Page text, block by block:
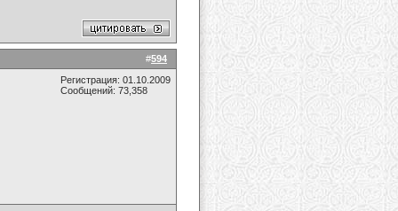
#594
Регистрация: 01.10.2009
Сообщений: 73,358